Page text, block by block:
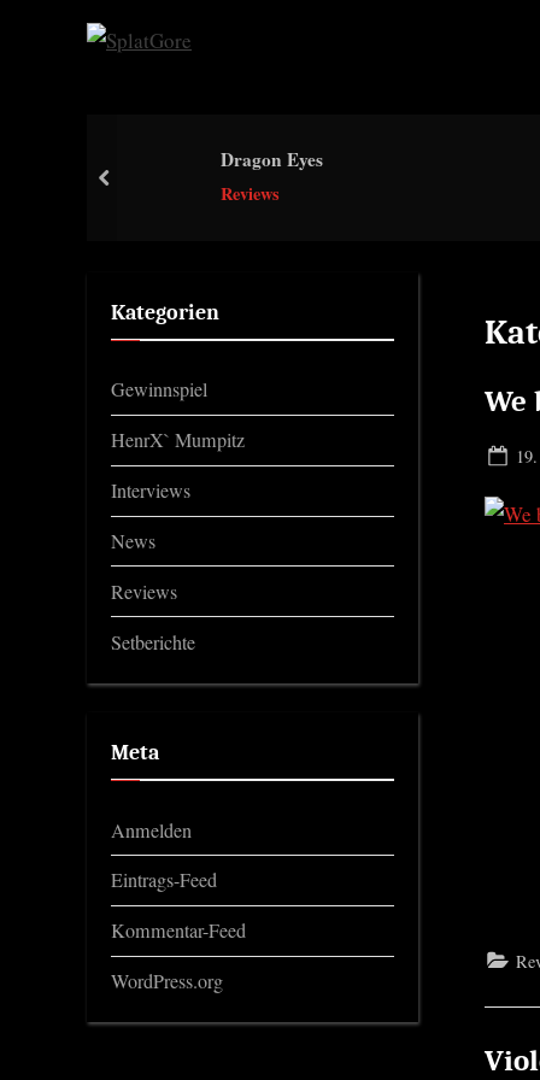
r
e
Dragon Eyes
Reviews
prev
We
Kategorien
Gewinnspiel
HenrX` Mumpitz
Interviews
News
Reviews
Setberichte
Meta
Anmelden
Eintrags-Feed
Kommentar-Feed
WordPress.org